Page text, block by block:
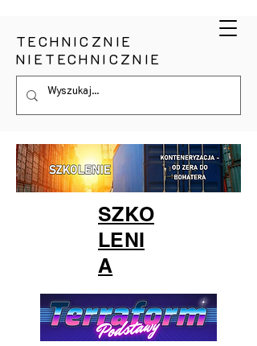
TECHNICZNIE
NIETECHNICZNIE
SZKO
LENI
A